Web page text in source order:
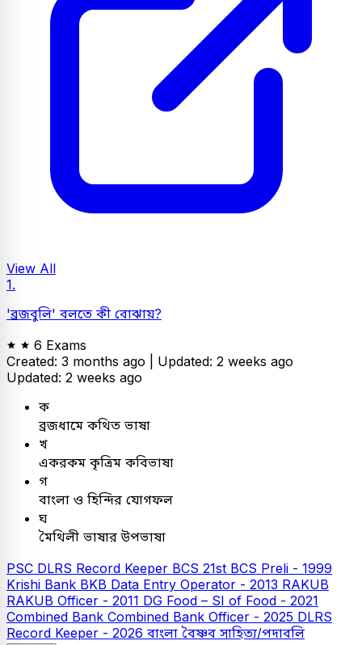
View All
1.
'ব্রজবুলি' বলতে কী বোঝায়?
6 Exams
Created: 3 months ago | Updated: 2 weeks ago
Updated: 2 weeks ago
ক
ব্রজধামে কথিত ভাষা
খ
একরকম কৃত্রিম কবিভাষা
গ
বাংলা ও হিন্দির যোগফল
ঘ
মৈথিলী ভাষার উপভাষা
PSC DLRS Record Keeper BCS 21st BCS Preli - 1999
Krishi Bank BKB Data Entry Operator - 2013 RAKUB
RAKUB Officer - 2011 DG Food – SI of Food - 2021
Combined Bank Combined Bank Officer - 2025 DLRS
Record Keeper - 2026 বাংলা বৈষ্ণব সাহিত্য/পদাবলি